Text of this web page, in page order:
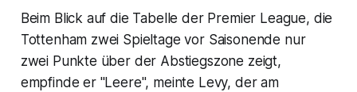
Beim Blick auf die Tabelle der Premier League, die
Tottenham zwei Spieltage vor Saisonende nur
zwei Punkte über der Abstiegszone zeigt,
empfinde er "Leere", meinte Levy, der am